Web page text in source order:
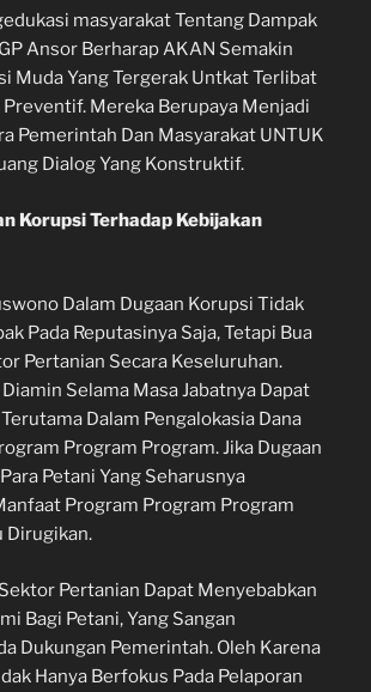
masyarakat Tentang Dampak
Ansor Berharap AKAN Semakin
Muda Yang Tergerak Untkat Terlibat
Mereka Berupaya Menjadi
Pemerintah Dan Masyarakat UNTUK
Dialog Yang Konstruktif.
Korupsi Terhadap Kebijakan
Dalam Dugaan Korupsi Tidak
Pada Reputasinya Saja, Tetapi Bua
Pertanian Secara Keseluruhan.
Selama Masa Jabatnya Dapat
Dalam Pengalokasia Dana
Program Program. Jika Dugaan
Petani Yang Seharusnya
Program Program Program
Dirugikan.
Pertanian Dapat Menyebabkan
Bagi Petani, Yang Sangan
Dukungan Pemerintah. Oleh Karena
Hanya Berfokus Pada Pelaporan